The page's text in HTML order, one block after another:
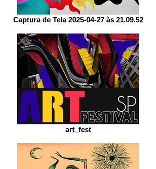
Captura de Tela 2025-04-27 às 21.09.52
art_fest